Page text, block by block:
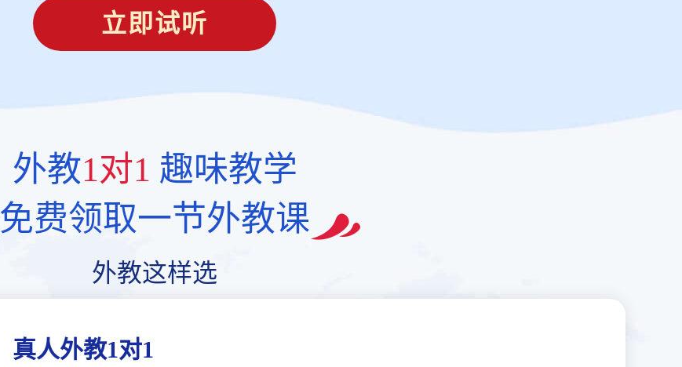
立即试听
外教1对1 趣味教学
免费领取一节外教课
外教这样选
真人外教1对1